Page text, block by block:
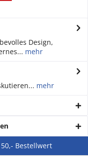
Design,
mehr
mehr
Bestellwert